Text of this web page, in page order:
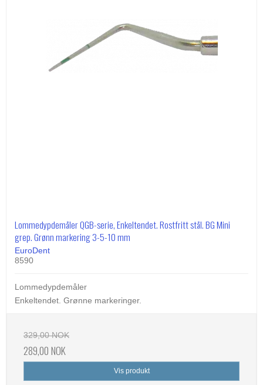
Lommedypdemåler QGB-serie, Enkeltendet. Rostfritt stål. BG Mini
grep. Grønn markering 3-5-10 mm
EuroDent
8590
Lommedypdemåler
Enkeltendet. Grønne markeringer.
329,00 NOK
289,00 NOK
Vis produkt